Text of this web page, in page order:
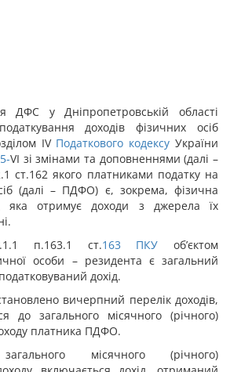
ДФС у Дніпропетровській області
доходів фізичних осіб
IV Податкового кодексу України
VI зі змінами та доповненнями (далі –
ст.162 якого платниками податку на
(далі – ПДФО) є, зокрема, фізична
яка отримує доходи з джерела їх
п.163.1 ст.163 ПКУ об’єктом
особи – резидента є загальний
дохід.
вичерпний перелік доходів,
до загального місячного (річного)
платника ПДФО.
місячного (річного)